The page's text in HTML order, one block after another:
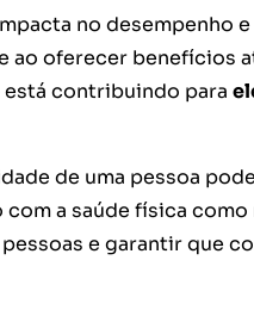
no desempenho e
ao oferecer benefícios
contribuindo para
de uma pessoa
a saúde física
e garantir que